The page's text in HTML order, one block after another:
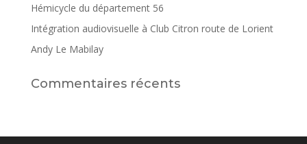
Hémicycle du département 56
Intégration audiovisuelle à Club Citron route de Lorient
Andy Le Mabilay
Commentaires récents